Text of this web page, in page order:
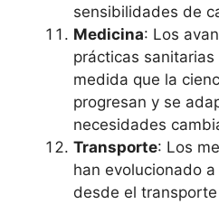
sensibilidades de
Medicina: Los
prácticas sanitarias
medida que la
progresan y se
necesidades
Transporte: Los
han evolucionado
desde el